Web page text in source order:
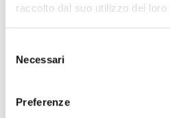
raccolto dal suo utilizzo dei loro
delNecessari
Preferenze
Marca
Produzione